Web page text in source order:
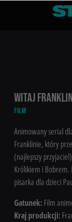
WITAJ
FILM
Animowany serial
Franklinie, który
(najlepszy
Królikiem i Bobrem.
pisarka dla dzieci
Gatunek: Film
Kraj produkcji: